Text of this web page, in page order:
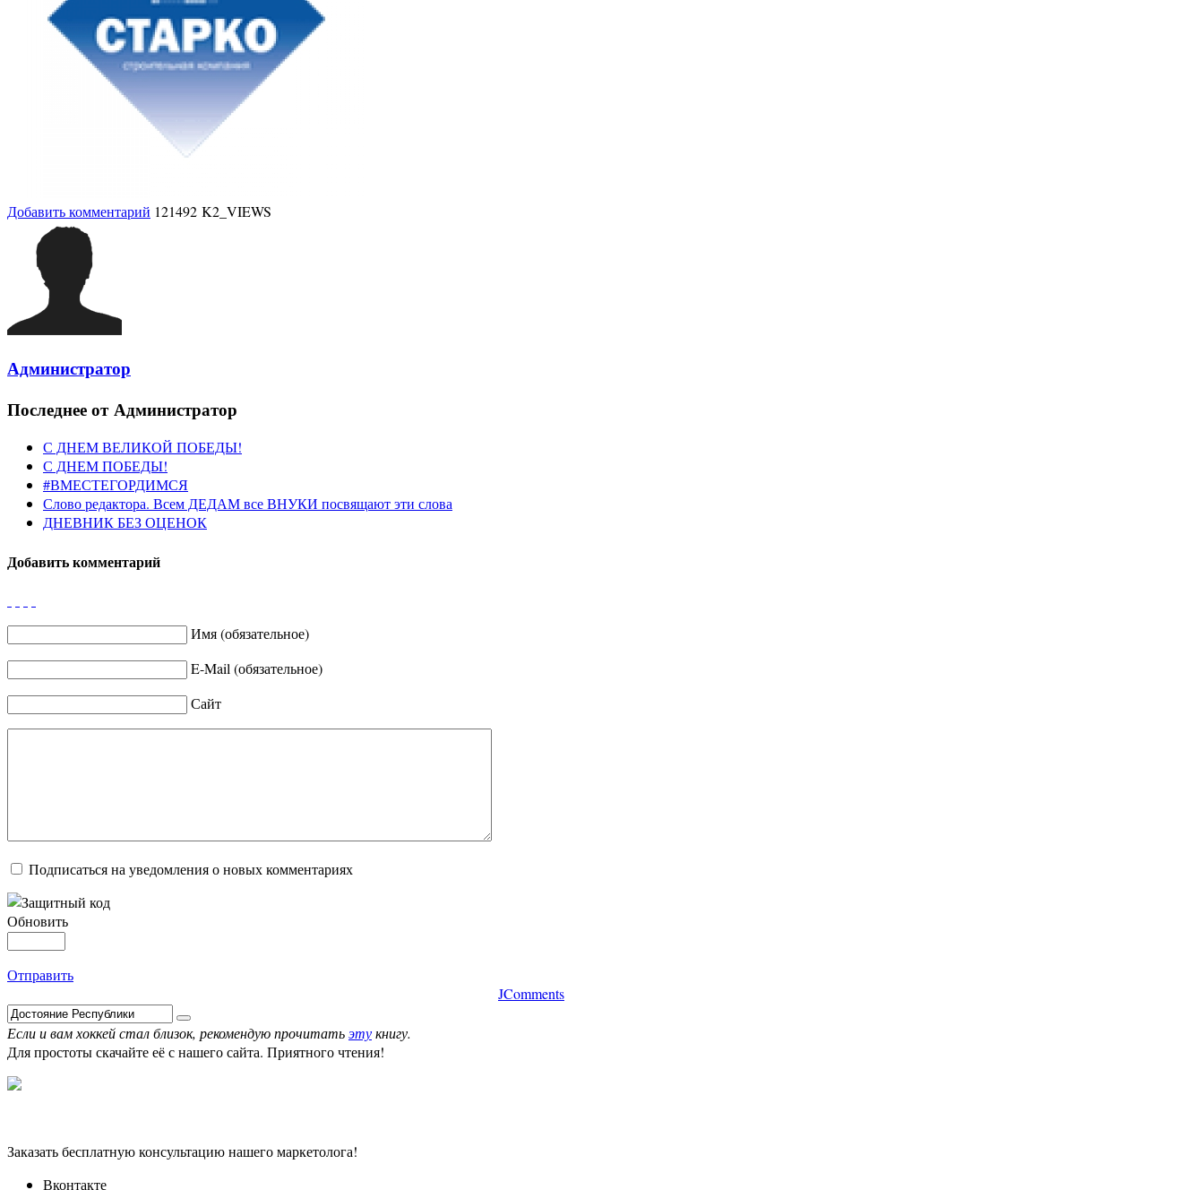
Добавить комментарий 121492 K2_VIEWS
Администратор
Последнее от Администратор
С ДНЕМ ВЕЛИКОЙ ПОБЕДЫ!
С ДНЕМ ПОБЕДЫ!
#ВМЕСТЕГОРДИМСЯ
Слово редактора. Всем ДЕДАМ все ВНУКИ посвящают эти слова
ДНЕВНИК БЕЗ ОЦЕНОК
Добавить комментарий
Имя (обязательное)
E-Mail (обязательное)
Сайт
Подписаться на уведомления о новых комментариях
Обновить
Отправить
JComments
Если и вам хоккей стал близок, рекомендую прочитатьэтукнигу.
Для простоты скачайте её с нашего сайта. Приятного чтения!
Заказать бесплатную консультацию нашего маркетолога!
Вконтакте